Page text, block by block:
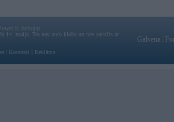
darbojas
14. maija. Tas nav auto klubs un nav saistīts ar
Kontakti Reklāma
Galvena